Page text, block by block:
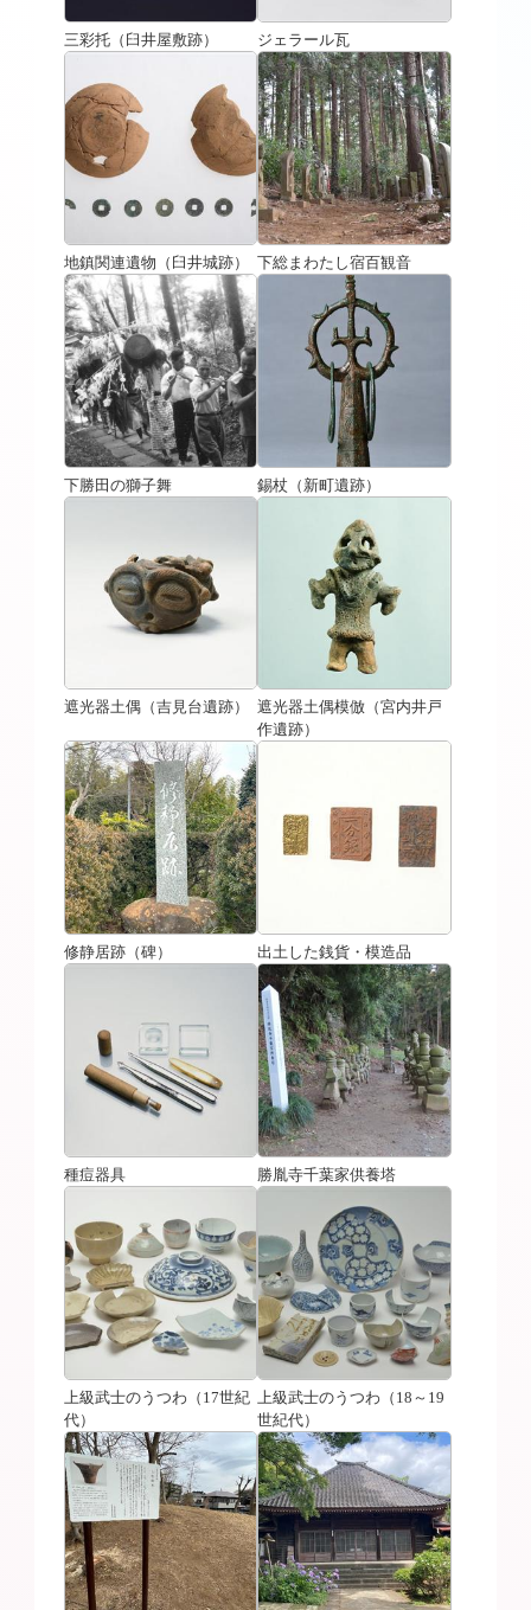
三彩托（臼井屋敷跡） ジェラール瓦
地鎮関連遺物（臼井城跡） 下総まわたし宿百観音
下勝田の獅子舞 錫杖（新町遺跡）
遮光器土偶（吉見台遺跡）
遮光器土偶模倣（宮内井戸
作遺跡）
修静居跡（碑） 出土した銭貨・模造品
種痘器具 勝胤寺千葉家供養塔
上級武士のうつわ（17世紀
代）
上級武士のうつわ（18～19
世紀代）